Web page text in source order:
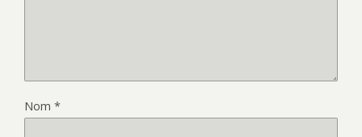
Nom *